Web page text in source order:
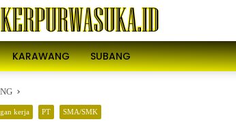
KARAWANG SUBANG
kerja PT SMA/SMK